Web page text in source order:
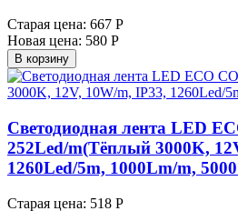
Старая цена: 667 Р
Новая цена: 580 Р
В корзину
Светодиодная лента LED
252Led/m(Тёплый 3000K,
1260Led/5m, 1000Lm/m,
Старая цена: 518 Р